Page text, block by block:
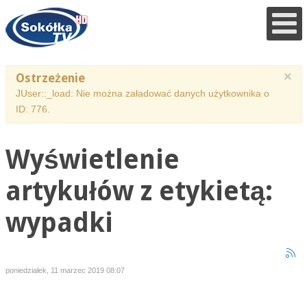
×
Ostrzeżenie
JUser::_load: Nie można załadować danych użytkownika o
ID: 776.
Wyświetlenie
artykułów z etykietą:
wypadki
poniedziałek, 11 marzec 2019 08:07